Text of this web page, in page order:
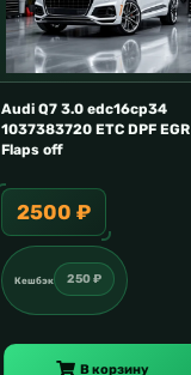
Audi Q7 3.0 edc16cp34
1037383720 ETC DPF EGR
Flaps off
2500 ₽
Кешбэк 250 ₽
В корзину